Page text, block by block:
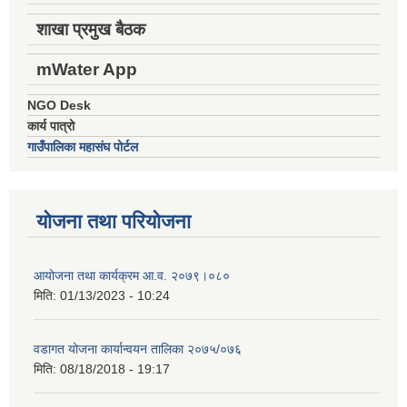
शाखा प्रमुख बैठक
mWater App
NGO Desk
कार्य पात्रो
गाउँपालिका महासंघ पोर्टल
योजना तथा परियोजना
आयोजना तथा कार्यक्रम आ.व. २०७९।०८०
मिति: 01/13/2023 - 10:24
वडागत योजना कार्यान्वयन तालिका २०७५/०७६
मिति: 08/18/2018 - 19:17